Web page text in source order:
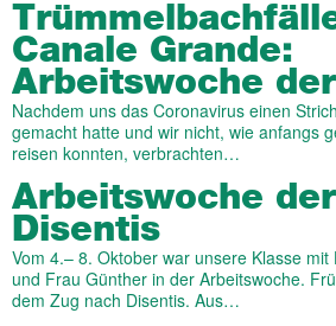
Canale Grande:
Arbeitswoche
Nachdem uns das Coronavirus einen
gemacht hatte und wir nicht, wie anfangs
reisen konnten, verbrachten…
Arbeitswoche
Disentis
Vom 4.– 8. Oktober war unsere Klasse
und Frau Günther in der Arbeitswoche.
dem Zug nach Disentis. Aus…